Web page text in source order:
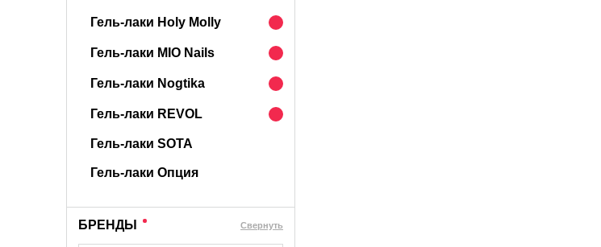
Гель-лаки Holy Molly
Гель-лаки MIO Nails
Гель-лаки Nogtika
Гель-лаки REVOL
Гель-лаки SOTA
Гель-лаки Опция
БРЕНДЫ Cвернуть